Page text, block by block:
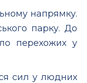
напрямку.
парку. До
перехожих у
сил у людних